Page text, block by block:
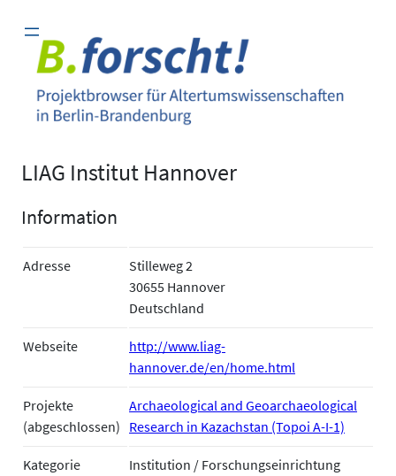
Inhalt
springen
LIAG Institut Hannover
Information
Adresse
Stilleweg 2
30655 Hannover
Deutschland
Webseite
http://www.liag-
hannover.de/en/home.html
Projekte
(abgeschlossen)
Archaeological and Geoarchaeological
Research in Kazachstan (Topoi A-I-1)
Kategorie Institution / Forschungseinrichtung